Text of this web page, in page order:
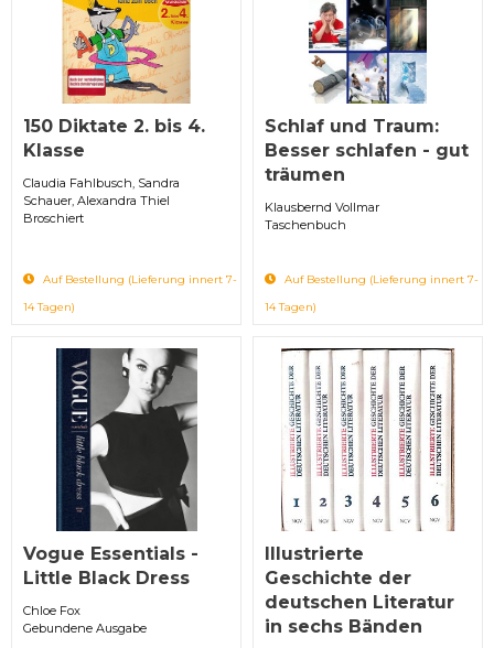
150 Diktate 2. bis 4.
Klasse
Claudia Fahlbusch, Sandra
Schauer, Alexandra Thiel
Broschiert
Auf Bestellung (Lieferung innert 7-
14 Tagen)
Schlaf und Traum:
Besser schlafen - gut
träumen
Klausbernd Vollmar
Taschenbuch
Auf Bestellung (Lieferung innert 7-
14 Tagen)
Vogue Essentials -
Little Black Dress
Chloe Fox
Gebundene Ausgabe
Illustrierte
Geschichte der
deutschen Literatur
in sechs Bänden